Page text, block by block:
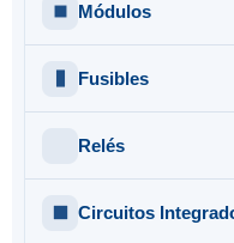
Módulos
Fusibles
Relés
Circuitos